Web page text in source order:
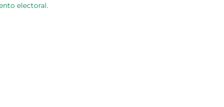
electoral.